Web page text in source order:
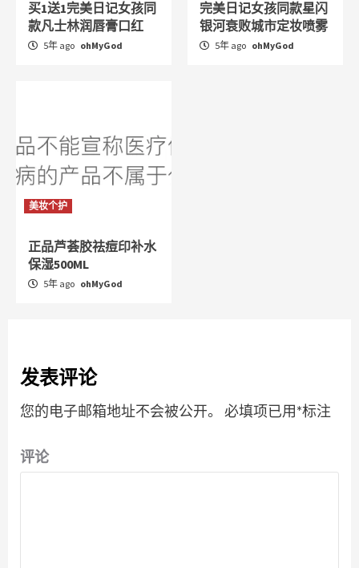
买1送1完美日记女孩同
款凡士林润唇膏口红
5年 ago ohMyGod
完美日记女孩同款星闪
银河衰败城市定妆喷雾
5年 ago ohMyGod
美妆个护
正品芦荟胶祛痘印补水
保湿500ML
5年 ago ohMyGod
发表评论
您的电子邮箱地址不会被公开。 必填项已用*标注
评论